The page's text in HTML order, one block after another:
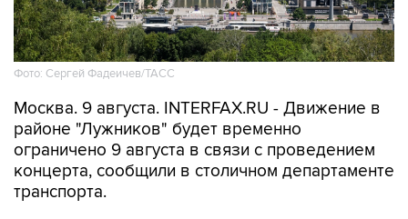
Фото: Сергей Фадеичев/ТАСС
Москва. 9 августа. INTERFAX.RU - Движение в
районе "Лужников" будет временно
ограничено 9 августа в связи с проведением
концерта, сообщили в столичном департаменте
транспорта.